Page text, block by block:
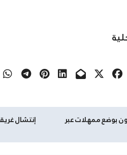
بوضع ممهلات عبر إنتشال